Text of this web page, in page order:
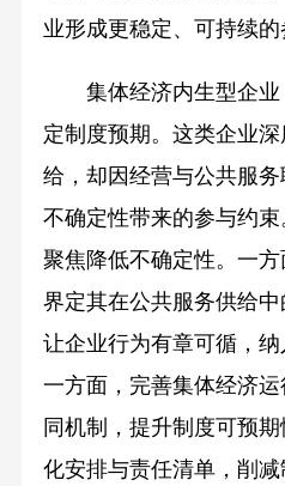
业形成更稳定、可持续的
集体经济内生型企业
定制度预期。这类企业
给，却因经营与公共服
不确定性带来的参与约
聚焦降低不确定性。一
界定其在公共服务供给中
让企业行为有章可循，
一方面，完善集体经济
同机制，提升制度可预
化安排与责任清单，削